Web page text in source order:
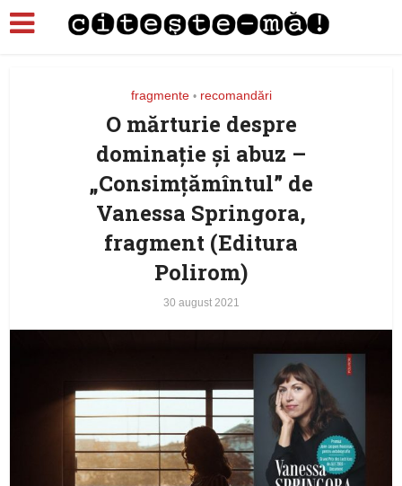
fragmente • recomandări
O mărturie despre
dominaţie şi abuz –
„Consimţămîntul” de
Vanessa Springora,
fragment (Editura
Polirom)
30 august 2021